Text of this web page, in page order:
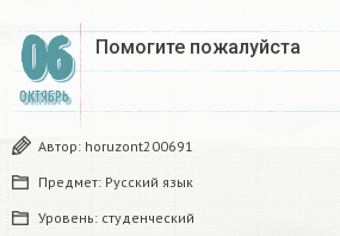
06
ОКТЯБРЬ
Помогите пожалуйста ​
Автор: horuzont200691
Предмет: Русский язык
Уровень: студенческий